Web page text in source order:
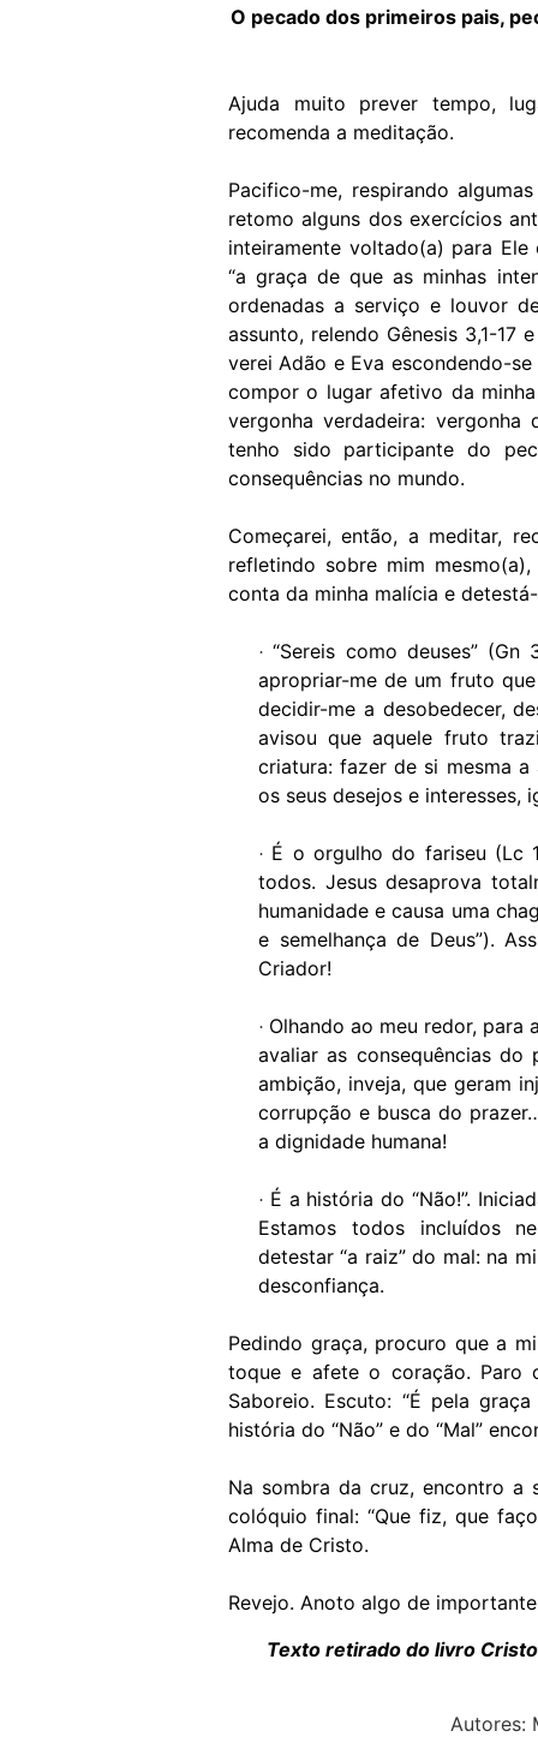
O pecado dos primeiros pais,
Ajuda muito prever tempo,
recomenda a meditação.
Pacifico-me, respirando
retomo alguns dos exercícios
inteiramente voltado(a) para
“a graça de que as minhas
ordenadas a serviço e louvor
assunto, relendo Gênesis 3,1-17
verei Adão e Eva escondendo-
compor o lugar afetivo da
vergonha verdadeira:
tenho sido participante do
consequências no mundo.
Começarei, então, a meditar,
refletindo sobre mim
conta da minha malícia e
·“Sereis como deuses”
apropriar-me de um fruto
decidir-me a desobedecer,
avisou que aquele fruto
criatura: fazer de si mesma
os seus desejos e interesses,
· É o orgulho do fariseu (Lc
todos. Jesus desaprova
humanidade e causa uma
e semelhança de Deus”).
Criador!
· Olhando ao meu redor, para
avaliar as consequências
ambição, inveja, que geram
corrupção e busca do
a dignidade humana!
· É a história do “Não!”.
Estamos todos incluídos
detestar “a raiz” do mal: na
desconfiança.
Pedindo graça, procuro que a
toque e afete o coração. Paro
Saboreio. Escuto: “É pela
história do “Não” e do “Mal”
Na sombra da cruz, encontro a
colóquio final: “Que fiz, que
Alma de Cristo.
Revejo. Anoto algo de
Texto retirado do livro
Autores: